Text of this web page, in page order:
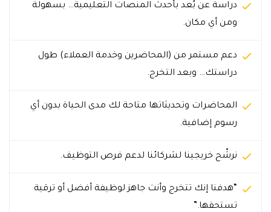
دراسة عن بُعد بأحدث المنصات التعليمية… بسهولة
ومن أي مكان.
دعم مستمر من (المحاضرين وخدمة العملاء) طول
دراستك… وبعد التخرج.
المحاضرات وتحديثاتها متاحة لك مدى الحياة بدون أي
رسوم إضافية.
نرشّح خريجينا لشركائنا لدعم فرص التوظيف.
“هدفنا إنك تتخرج وأنت جاهز لوظيفة أفضل أو ترقية
تستحقها.”